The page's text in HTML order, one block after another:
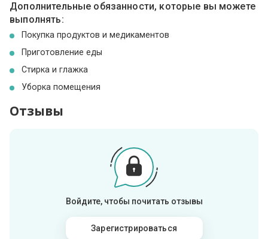
Дополнительные обязанности, которые вы можете
выполнять:
Покупка продуктов и медикаментов
Приготовление еды
Стирка и глажка
Уборка помещения
Отзывы
Войдите, чтобы почитать отзывы
Зарегистрироваться